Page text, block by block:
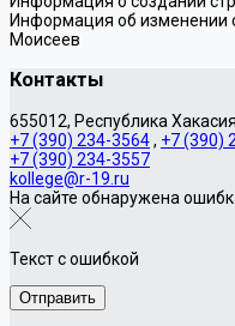
Информация об изменении
Моисеев
Контакты
655012, Республика
+7 (390) 234-3564, +7 (390)
+7 (390) 234-3557
kollege@r-19.ru
На сайте обнаружена
Текст с ошибкой